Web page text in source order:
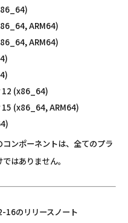
ARM64)
ARM64)
12 (x86_64)
(x86_64, ARM64)
ンポーネントは、全てのプラ
はありません。
のリリースノート